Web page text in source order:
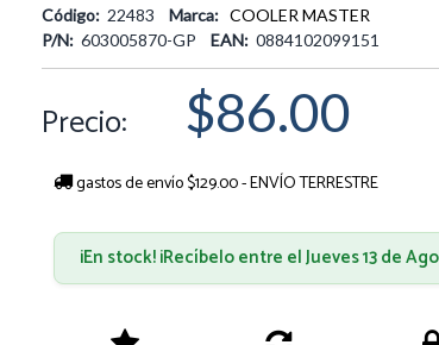
Código: 22483 Marca: COOLER MASTER
P/N: 603005870-GP EAN: 0884102099151
Precio: $86.00
gastos de envío $129.00 - ENVÍO TERRESTRE
¡En stock! ¡Recíbelo entre el Jueves 13 de